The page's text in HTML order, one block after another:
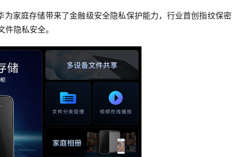
家庭存储带来了金融级安全隐私保护能力，行业首创指纹保密
隐私安全。